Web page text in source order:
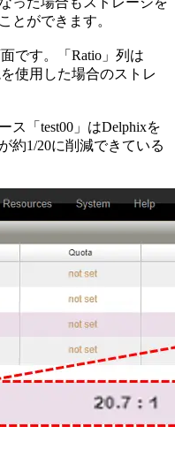
とができます。
です。「Ratio」列は
使用した場合のストレ
ス「test00」はDelphixを
約1/20に削減できている